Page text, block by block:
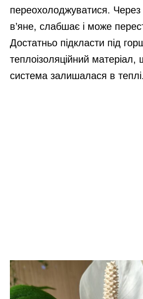
переохолоджуватися.
в’яне, слабшає і може
Достатньо підкласти під
теплоізоляційний
система залишалася в теплі.